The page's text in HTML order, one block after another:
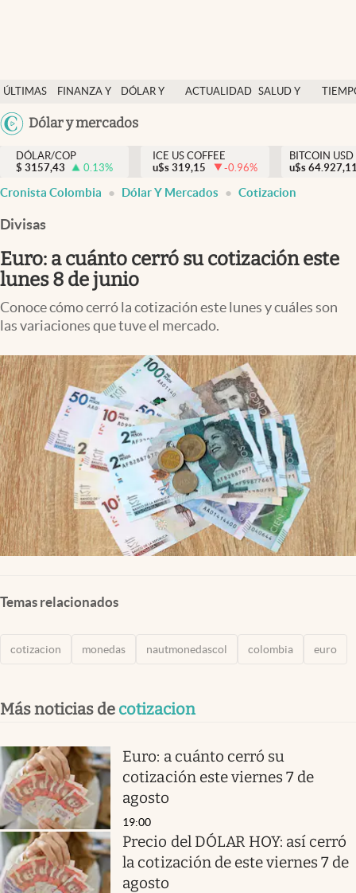
ÚLTIMAS
NOTICIAS
FINANZA Y
DÓLAR Y
ACTUALIDAD SALUD Y
México
Dólar y mercados
Salud y nutrición
Vida espiritual
Actualidad
Colombia
DÓLAR/COP
$ 3157,43 0.13%
ICE US COFFEE
u$s 319,15 -0.96%
BITCOIN USD
u$s
Cronista Colombia Dólar Y Mercados Cotizacion
Divisas
Euro: a cuánto cerró su cotización este
lunes 8 de junio
Conoce cómo cerró la cotización este lunes y cuáles son
las variaciones que tuve el mercado.
Temas relacionados
cotizacion monedas nautmonedascol colombia euro
Más noticias de cotizacion
Euro: a cuánto cerró su
cotización este viernes 7 de
agosto
19:00
Precio del DÓLAR HOY: así cerró
la cotización de este viernes 7 de
agosto